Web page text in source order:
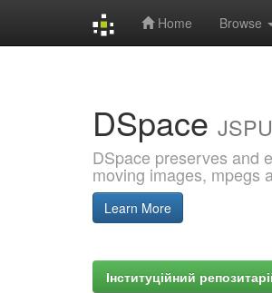
Home Browse
DSpace
DSpace preserves and
moving images, mpegs
Learn More
Інституційний